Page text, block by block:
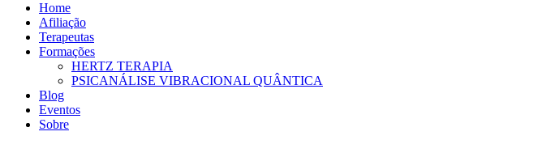
Home
Afiliação
Terapeutas
Formações
HERTZ TERAPIA
PSICANÁLISE VIBRACIONAL QUÂNTICA
Blog
Eventos
Sobre